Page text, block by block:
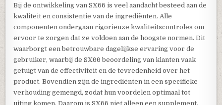
Bij de ontwikkeling van SX66 is veel aandacht besteed aan de
kwaliteit en consistentie van de ingrediënten. Alle
componenten ondergaan rigorieuze kwaliteitscontroles om
ervoor te zorgen dat ze voldoen aan de hoogste normen. Dit
waarborgt een betrouwbare dagelijkse ervaring voor de
gebruiker, waarbij de SX66 beoordeling van klanten vaak
getuigt van de effectiviteit en de tevredenheid over het
product. Bovendien zijn de ingrediënten in een specifieke
verhouding gemengd, zodat hun voordelen optimaal tot
uiting komen. Daarom is SX66 niet alleen een supplement,